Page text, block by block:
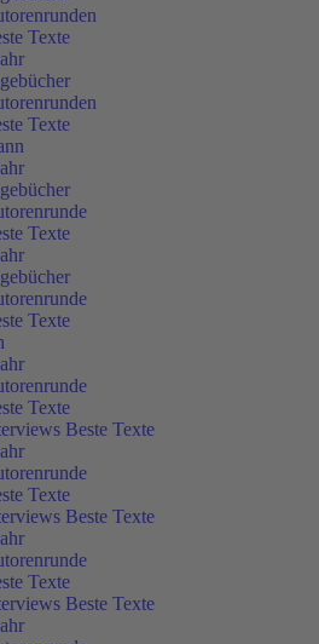
Texte
Texte
Texte
Texte
Texte
Beste Texte
Texte
Beste Texte
Texte
Beste Texte